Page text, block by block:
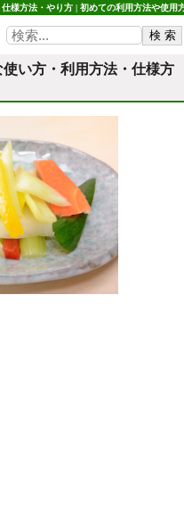
様方法・やり方 | 初めての利用方法や使用
い方・利用方法・仕様方